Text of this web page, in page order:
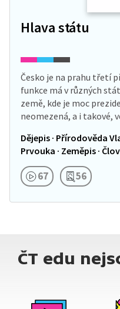
Hlava státu
Česko je na prahu třetí
funkce má v různých
země, kde je moc
neomezená, a i takové,
Dějepis · Přírodověda
Prvouka · Zeměpis ·
67 56
ČT edu